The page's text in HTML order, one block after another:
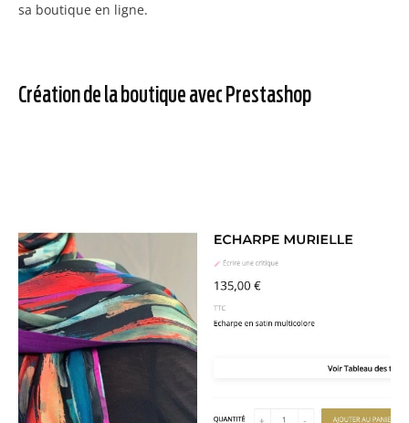
sa boutique en ligne.
Création de la boutique avec Prestashop